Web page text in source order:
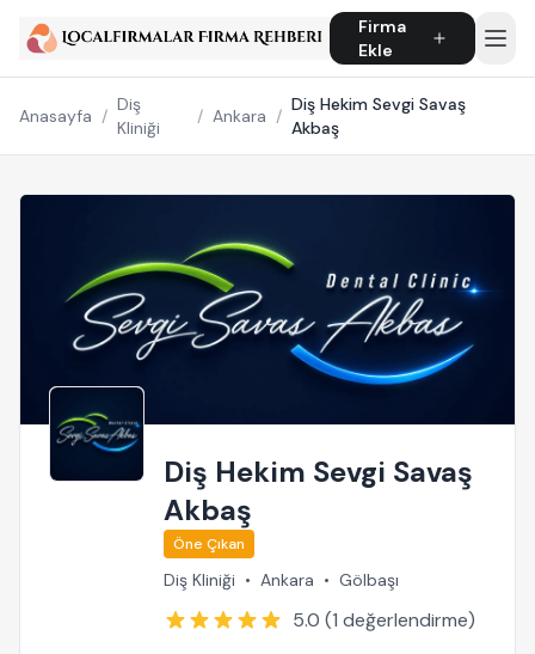
Firma
Ekle
Anasayfa /
Diş
Kliniği
/ Ankara /
Diş Hekim Sevgi Savaş
Akbaş
Diş Hekim Sevgi Savaş
Akbaş
Öne Çıkan
Diş Kliniği • Ankara • Gölbaşı
5.0 (1 değerlendirme)